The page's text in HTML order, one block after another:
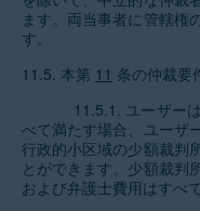
ます。両当事者に管轄権
す。
11.5. 本第 11 条の仲裁要
11.5.1. ユーザー
べて満たす場合、ユーザ
行政的小区域の少額裁判
とができます。少額裁判
および弁護士費用はすべ